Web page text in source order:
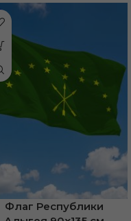
Флаг Республики